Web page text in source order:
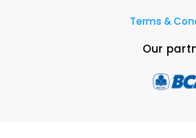
Terms &
Our